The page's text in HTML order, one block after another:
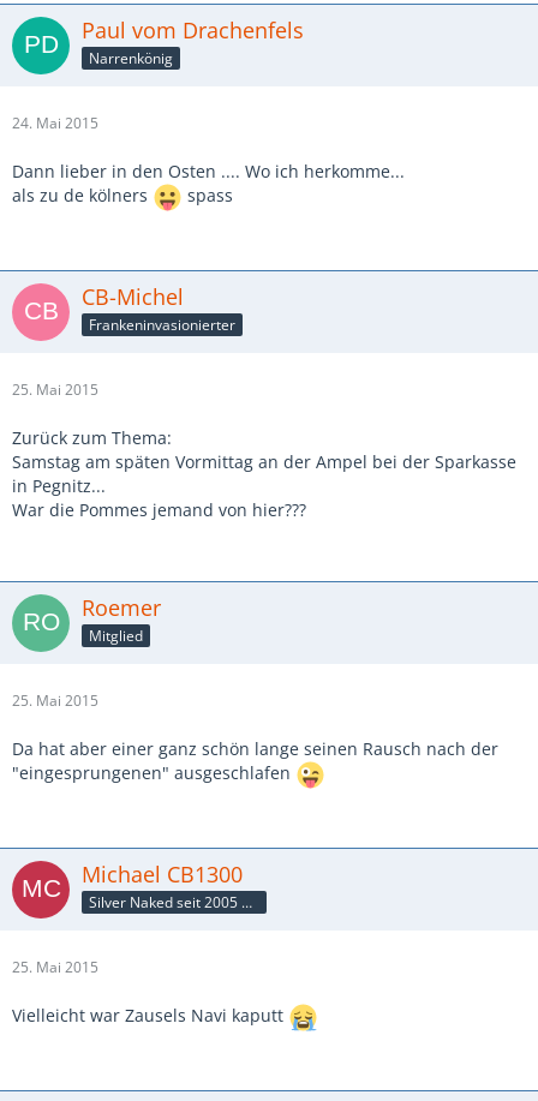
Paul vom Drachenfels
Narrenkönig
24. Mai 2015
Dann lieber in den Osten .... Wo ich herkomme...
als zu de kölners
spass
CB-Michel
Frankeninvasionierter
25. Mai 2015
Zurück zum Thema:
Samstag am späten Vormittag an der Ampel bei der Sparkasse
in Pegnitz...
War die Pommes jemand von hier???
Roemer
Mitglied
25. Mai 2015
Da hat aber einer ganz schön lange seinen Rausch nach der
"eingesprungenen" ausgeschlafen
Michael CB1300
Silver Naked seit 2005 CB1300
25. Mai 2015
Vielleicht war Zausels Navi kaputt